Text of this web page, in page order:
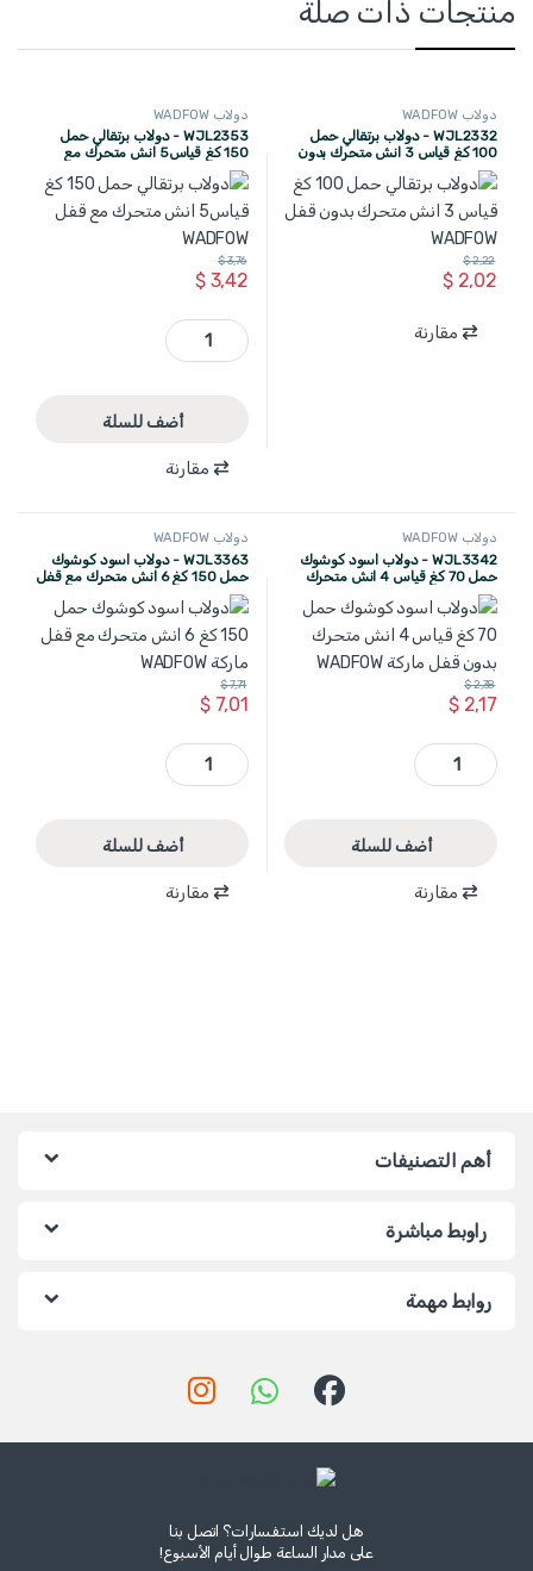
منتجات ذات صلة
دولاب WADFOW
WJL2332 - دولاب برتقالي حمل
100 كغ قياس 3 انش متحرك بدون
قفل WADFOW
$2,02
$2,22
مقارنة
دولاب WADFOW
WJL2353 - دولاب برتقالي حمل
150 كغ قياس5 انش متحرك مع
قفل WADFOW
$3,42
$3,76
WJL2353 - دولاب برتقالي حمل 150 كغ قياس5 انش متحرك مع قفل WADFOW quantity
أضف للسلة
مقارنة
دولاب WADFOW
WJL3342 - دولاب اسود كوشوك
حمل 70 كغ قياس 4 انش متحرك
بدون قفل ماركة WADFOW
$2,17
$2,38
WJL3342 - دولاب اسود كوشوك حمل 70 كغ قياس 4 انش متحرك بدون قفل ماركة WADFOW quantity
أضف للسلة
مقارنة
دولاب WADFOW
WJL3363 - دولاب اسود كوشوك
حمل 150 كغ 6 انش متحرك مع قفل
ماركة WADFOW
$7,01
$7,71
WJL3363 - دولاب اسود كوشوك حمل 150 كغ 6 انش متحرك مع قفل ماركة WADFOW quantity
أضف للسلة
مقارنة
أهم التصنيفات
راوبط مباشرة
روابط مهمة
هل لديك استفسارات؟ اتصل بنا
على مدار الساعة طوال أيام الأسبوع!